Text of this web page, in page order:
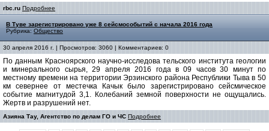
rbc.ru Подробнее
В Туве зарегистрировано уже 8 сейсмособытий с начала 2016 года
Рубрика: Общество
30 апреля 2016 г. | Просмотров: 3060 | Комментариев: 0
По данным Красноярского научно-исследовательского института геологии
и минерального сырья, 29 апреля 2016 года в 09 часов 30 минут по
местному времени на территории Эрзинского района Республики Тыва в 50
км севернее от местечка Качык было зарегистрировано сейсмическое
событие магнитудой 3,1. Колебаний земной поверхности не ощущались.
Жертв и разрушений нет.
Азияна Тау, Агентство по делам ГО и ЧС Подробнее